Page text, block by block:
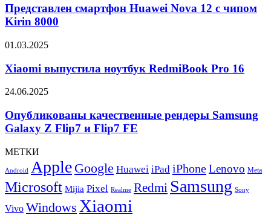
Huawei
Nova
12
чипом
8000
Представлен смартфон Huawei Nova 12 с чипом
Kirin 8000
Xiaomi
ноутбук
RedmiBook
Pro
01.03.2025
Xiaomi выпустила ноутбук RedmiBook Pro 16
Опубликованы
рендеры
Samsung
Galaxy
Flip7
и
FE
24.06.2025
Опубликованы качественные рендеры Samsung
Galaxy Z Flip7 и Flip7 FE
МЕТКИ
Android Apple Google Huawei iPad iPhoneLenovo Meta
Microsoft Mijia Pixel Realme Redmi Samsung Sony
Vivo Windows Xiaomi